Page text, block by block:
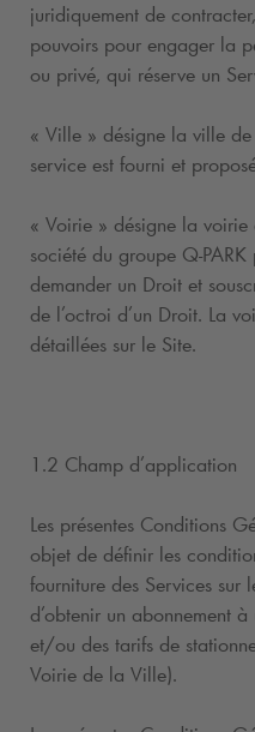
juridiquement de
pouvoirs pour engager la
ou privé, qui réserve un
« Ville » désigne la ville
service est fourni et
« Voirie » désigne la
société du groupe Q-PARK
demander un Droit et
de l’octroi d’un Droit. La
détaillées sur le Site.
1.2 Champ d’application
Les présentes Conditions
objet de définir les
fourniture des Services
d’obtenir un abonnement
et/ou des tarifs de
Voirie de la Ville).